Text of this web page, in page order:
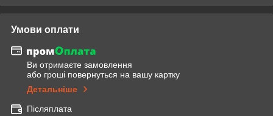
Умови оплати
Ви отримаєте замовлення
або гроші повернуться на вашу картку
Детальніше
Післяплата